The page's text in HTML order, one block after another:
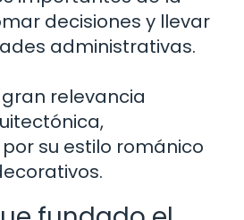
decisiones y llevar
administrativas.
relevancia
su estilo románico